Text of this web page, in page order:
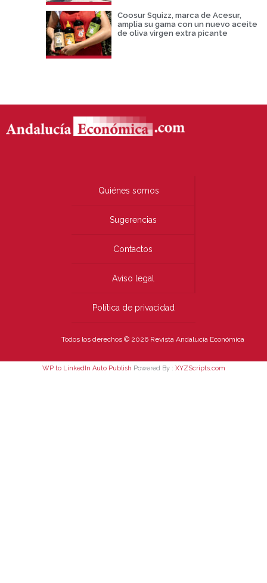
Coosur Squizz, marca de Acesur,
amplia su gama con un nuevo aceite
de oliva virgen extra picante
Quiénes somos
Sugerencias
Contactos
Aviso legal
Política de privacidad
Todos los derechos © 2026 Revista Andalucía Económica
WP to LinkedIn Auto Publish Powered By : XYZScripts.com